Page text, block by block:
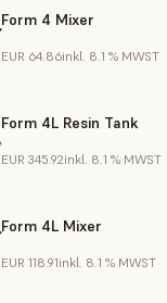
Form 4 Mixer
EUR 64.86inkl. 8.1 % MWST
Form 4L Resin Tank
EUR 345.92inkl. 8.1 % MWST
Form 4L Mixer
EUR 118.91inkl. 8.1 % MWST